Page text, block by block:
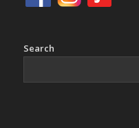
Search